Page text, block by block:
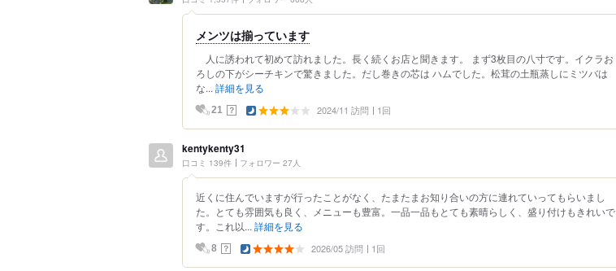
メンツは揃っています
人に誘われて初めて訪れました。長く続くお店と聞きます。 まず3枚目の八寸です。イクラお
ろしの下がシーチキンで驚きました。だし巻きの芯は ハムでした。松茸の土瓶蒸しにミツバは
な... 詳細を見る
21 ？ 2024/11 訪問 1回
kentykenty31
口コミ 139件 フォロワー 27人
近くに住んでいますが行ったことがなく、たまたまお知り合いの方に連れていってもらいまし
た。とても雰囲気も良く、メニューも豊富。一品一品もとても素晴らしく、盛り付けもきれいで
す。これ以... 詳細を見る
8 ？ 2026/05 訪問 1回